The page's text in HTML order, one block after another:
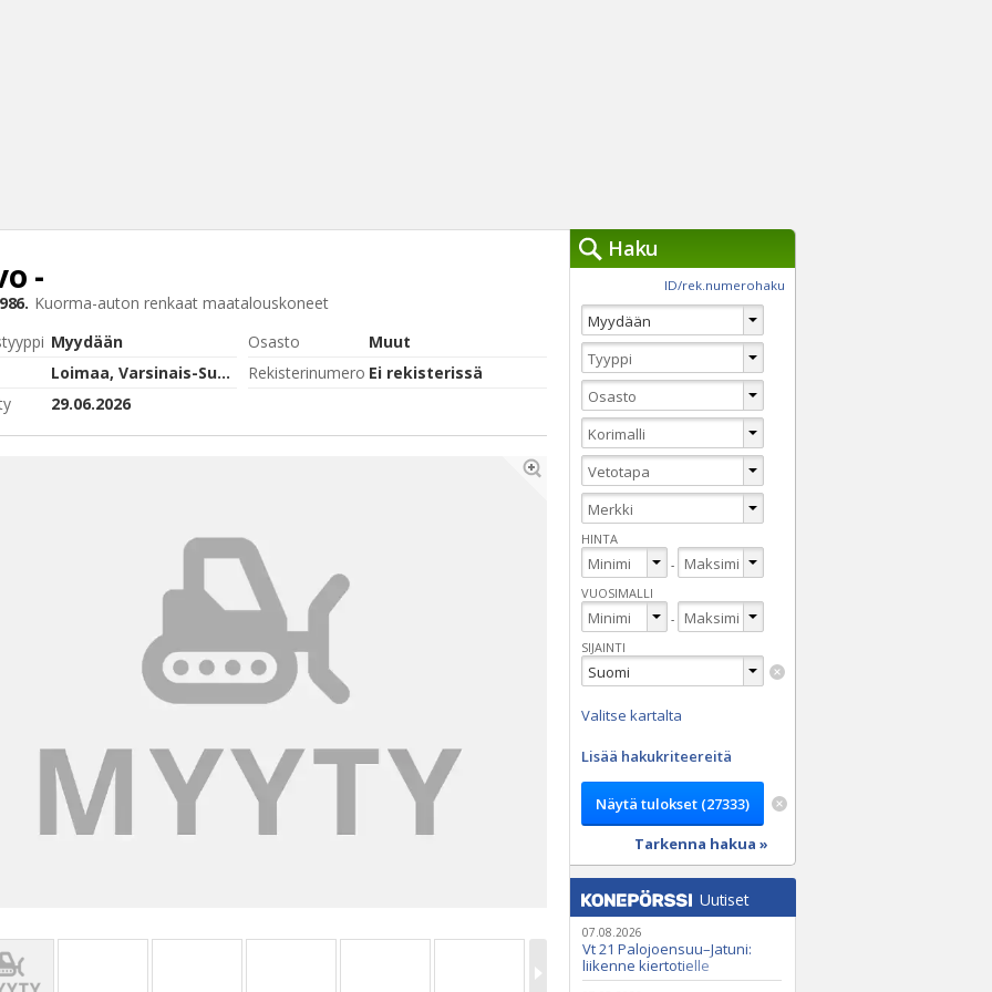
-
Kuorma-auton renkaat maatalouskoneet
Myydään Osasto
Muut
Loimaa, Varsinais-Suomi Rekisterinumero Ei rekisterissä
29.06.2026
Haku
ID/rek.numerohaku
HINTA
-
VUOSIMALLI
-
SIJAINTI
Valitse kartalta
Lisää hakukriteereitä
Tarkenna hakua »
Uutiset
07.08.2026
Vt 21 Palojoensuu–Jatuni:
liikenne kiertotielle
Nunasjoen silloilla